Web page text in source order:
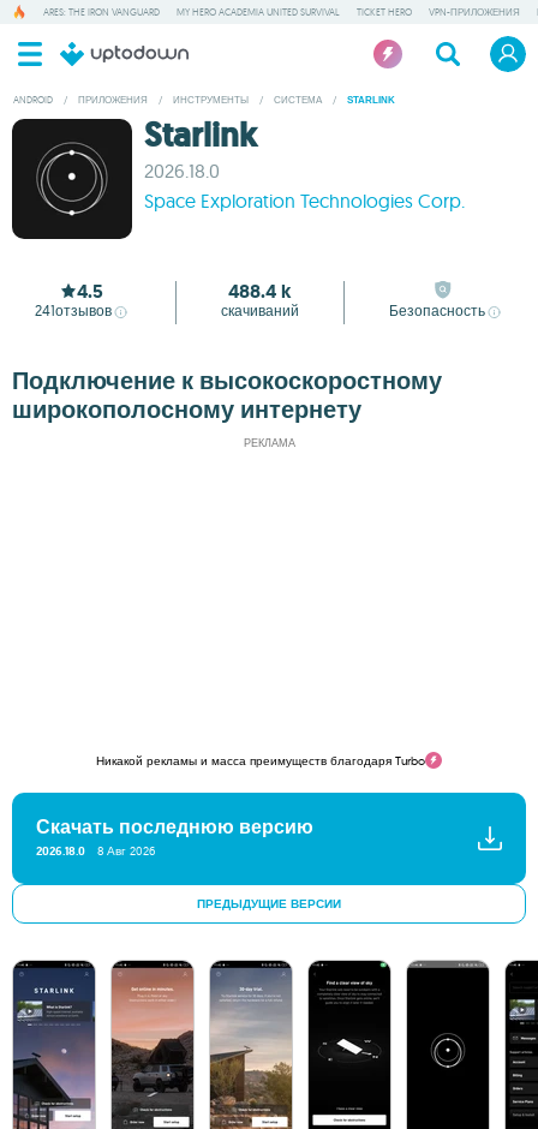
ARES: THE IRON VANGUARD MY HERO ACADEMIA UNITED SURVIVAL TICKET HERO VPN-ПРИЛОЖЕНИЯ
ANDROID / ПРИЛОЖЕНИЯ / ИНСТРУМЕНТЫ / СИСТЕМА / STARLINK
Starlink
2026.18.0
Space Exploration Technologies Corp.
4.5
241отзывов
488.4 k
скачиваний Безопасность
Подключение к высокоскоростному
широкополосному интернету
РЕКЛАМА
Никакой рекламы и масса преимуществ благодаря Turbo
Скачать последнюю версию
2026.18.0 8 Авг 2026
ПРЕДЫДУЩИЕ ВЕРСИИ